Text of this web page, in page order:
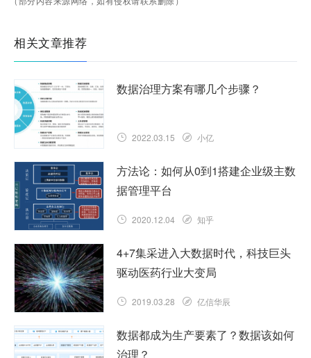
相关文章推荐
数据治理方案有哪几个步骤？
2022.03.15 小亿
方法论：如何从0到1搭建企业级主数
据管理平台
2020.12.04 知乎
4+7集采进入大数据时代，科技巨头
驱动医药行业大变局
2019.03.28 亿信华辰
数据都成为生产要素了？数据该如何
治理？